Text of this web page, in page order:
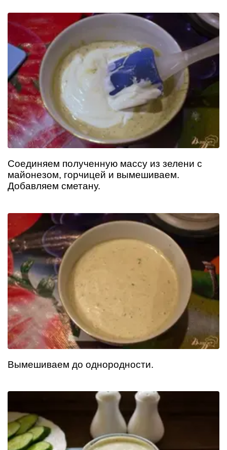
Соединяем полученную массу из зелени с
майонезом, горчицей и вымешиваем.
Добавляем сметану.
Вымешиваем до однородности.